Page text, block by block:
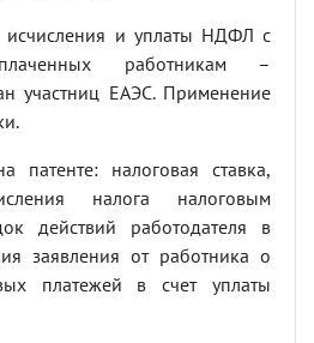
исчисления и уплаты НДФЛ с
работникам –
участниц ЕАЭС. Применение
патенте: налоговая ставка,
налога налоговым
действий работодателя в
заявления от работника о
платежей в счет уплаты